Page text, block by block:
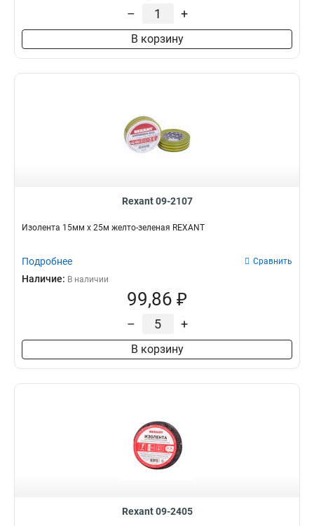
– +
В корзину
Rexant 09-2107
Изолента 15мм х 25м желто-зеленая REXANT
Подробнее Сравнить
Наличие: В наличии
99,86 ₽
– +
В корзину
Rexant 09-2405